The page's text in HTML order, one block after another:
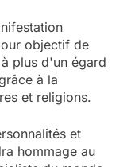
objectif de
plus d'un égard
à la
et religions.
et
hommage au